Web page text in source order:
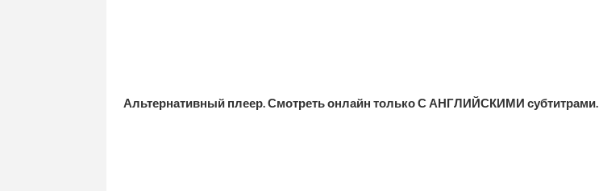
Альтернативный плеер. Смотреть онлайн только С АНГЛИЙСКИМИ субтитрами.